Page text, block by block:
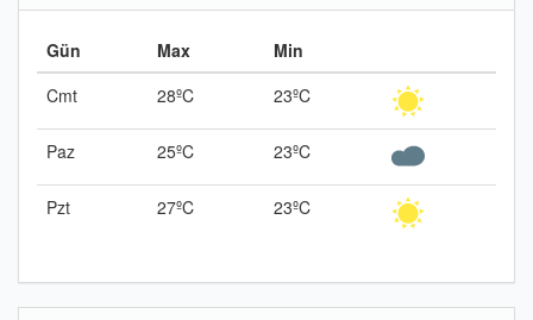
Gün Max
Min
Cmt
28ºC 23ºC
Paz 25ºC 23ºC
Pzt 27ºC 23ºC